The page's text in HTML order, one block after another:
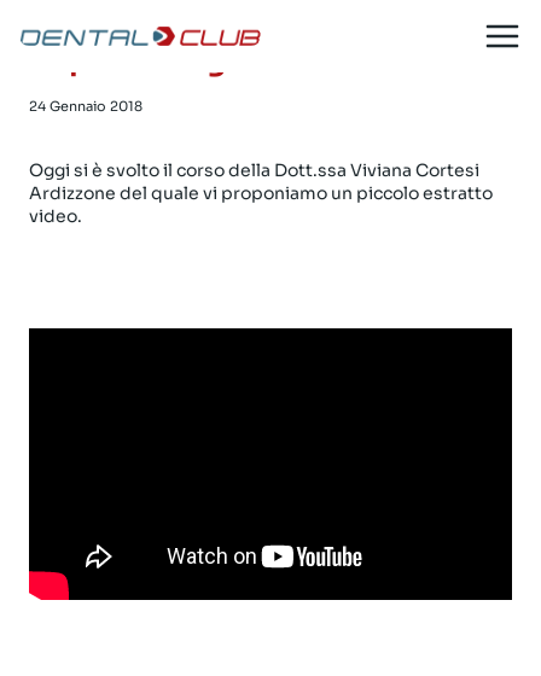
contenuto
Il ruolo dell’assistente in
implantologia dentale
24 Gennaio 2018
Oggi si è svolto il corso della Dott.ssa Viviana Cortesi
Ardizzone del quale vi proponiamo un piccolo estratto
video.